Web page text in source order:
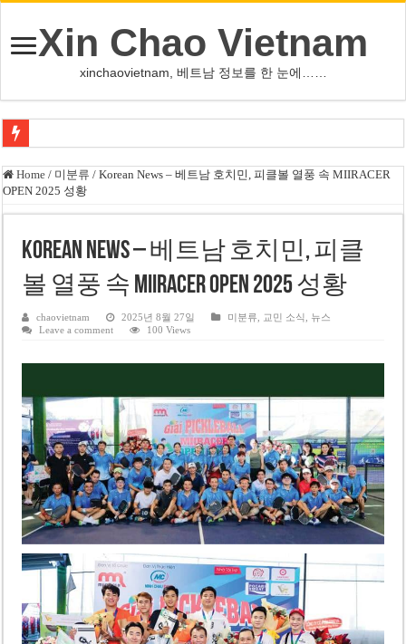
Xin Chao Vietnam
xinchaovietnam, 베트남 정보를 한 눈에……
쩐 타인 먼 베트남 국회의장 “외교 성과, 국가 위상 제고에 크게 기여”
싱가포르 하오마트, 마지막 프리미엄 매장 폐점… 적자·소송 악재 속 사업 축
PNJ, 다이아몬드 밀수 여파에 2분기 적자… 10월 임시 주총 개최
팜 녓 브엉 빈그룹 회장 딸, 그룹 계열사 경영에 첫 등장
케펠, 투티엠 엠파이어시티 지분 전량 2억7000만 달러에 매각
‘1,000억 달러 남북고속철 투자’ 호언장담 메콜로르 회장 체포
베트남 세무당국, 납세자 정보 공개 기준·절차 명확화
Home / 미분류 / Korean News – 베트남 호치민, 피클볼 열풍 속 MIIRACER
OPEN 2025 성황
Korean News – 베트남 호치민, 피클
볼 열풍 속 MIIRACER OPEN 2025 성황
chaovietnam 2025년 8월 27일 미분류 교민 소식
뉴스
Leave a comment
100 Views